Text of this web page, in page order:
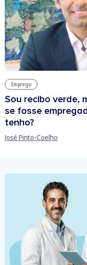
Emprego
Sou recibo verde,
se fosse
tenho?
José Pinto-Coelho